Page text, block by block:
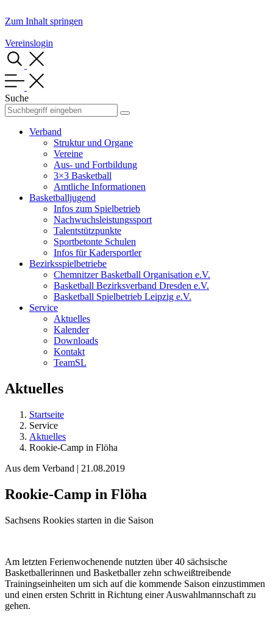
Zum Inhalt springen
Vereinslogin
Suche
Verband
Struktur und Organe
Vereine
Aus- und Fortbildung
3×3 Basketball
Amtliche Informationen
Basketballjugend
Infos zum Spielbetrieb
Nachwuchsleistungssport
Talentstützpunkte
Sportbetonte Schulen
Infos für Kadersportler
Bezirksspielbetriebe
Chemnitzer Basketball Organisation e.V.
Basketball Bezirksverband Dresden e.V.
Basketball Spielbetrieb Leipzig e.V.
Service
Aktuelles
Kalender
Downloads
Kontakt
TeamSL
Aktuelles
Startseite
Service
Aktuelles
Rookie-Camp in Flöha
Aus dem Verband | 21.08.2019
Rookie-Camp in Flöha
Sachsens Rookies starten in die Saison
Am letzten Ferienwochenende nutzten über 40 sächsische
Basketballerinnen und Basketballer zehn schweißtreibende
Trainingseinheiten um sich auf die kommende Saison einzustimmen
und einen ersten Schritt in Richtung einer Auswahlmannschaft zu
gehen.